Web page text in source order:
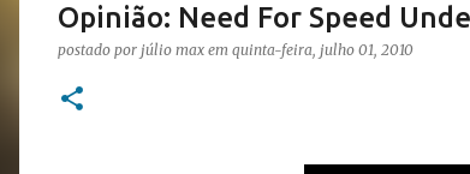
Opinião: Need For Speed
postado por júlio max em quinta-feira, julho 01, 2010